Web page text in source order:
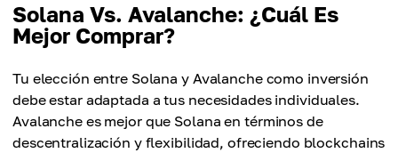
Solana Vs. Avalanche: ¿Cuál Es
Mejor Comprar?
Tu elección entre Solana y Avalanche como inversión
debe estar adaptada a tus necesidades individuales.
Avalanche es mejor que Solana en términos de
descentralización y flexibilidad, ofreciendo blockchains